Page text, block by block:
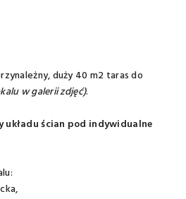
duży 40 m2 taras do
w galerii zdjęć).
układu ścian pod indywidualne